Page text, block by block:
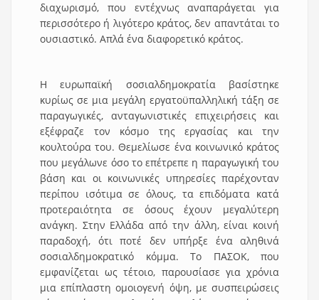
διαχωρισμό, που εντέχνως αναπαράγεται για
περισσότερο ή λιγότερο κράτος, δεν απαντάται το
ουσιαστικό. Απλά ένα διαφορετικό κράτος.
H ευρωπαϊκή σοσιαλδημοκρατία βασίστηκε
κυρίως σε μια μεγάλη εργατοϋπαλληλική τάξη σε
παραγωγικές, ανταγωνιστικές επιχειρήσεις και
εξέφραζε τον κόσμο της εργασίας και την
κουλτούρα του. Θεμελίωσε ένα κοινωνικό κράτος
που μεγάλωνε όσο το επέτρεπε η παραγωγική του
βάση και οι κοινωνικές υπηρεσίες παρέχονταν
περίπου ισότιμα σε όλους, τα επιδόματα κατά
προτεραιότητα σε όσους έχουν μεγαλύτερη
ανάγκη. Στην Ελλάδα από την άλλη, είναι κοινή
παραδοχή, ότι ποτέ δεν υπήρξε ένα αληθινά
σοσιαλδημοκρατικό κόμμα. Το ΠΑΣΟΚ, που
εμφανίζεται ως τέτοιο, παρουσίασε για χρόνια
μια επίπλαστη ομοιογενή όψη, με συσπειρώσεις